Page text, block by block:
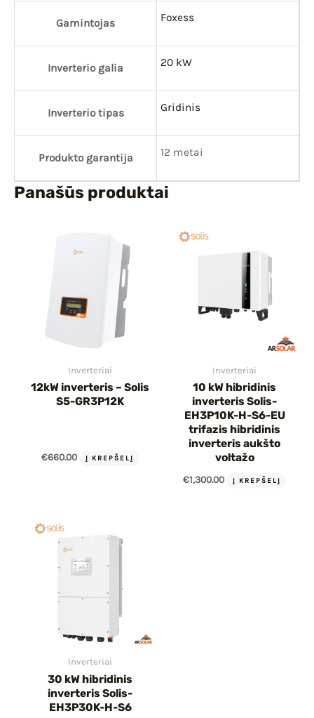
Gamintojas Foxess
Inverterio galia 20 kW
Inverterio tipas Gridinis
Produkto garantija 12 metai
Panašūs produktai
Inverteriai
12kW inverteris – Solis
S5-GR3P12K
€660.00 Į KREPŠELĮ
Inverteriai
10 kW hibridinis
inverteris Solis-
EH3P10K-H-S6-EU
trifazis hibridinis
inverteris aukšto
voltažo
€1,300.00 Į KREPŠELĮ
Inverteriai
30 kW hibridinis
inverteris Solis-
EH3P30K-H-S6